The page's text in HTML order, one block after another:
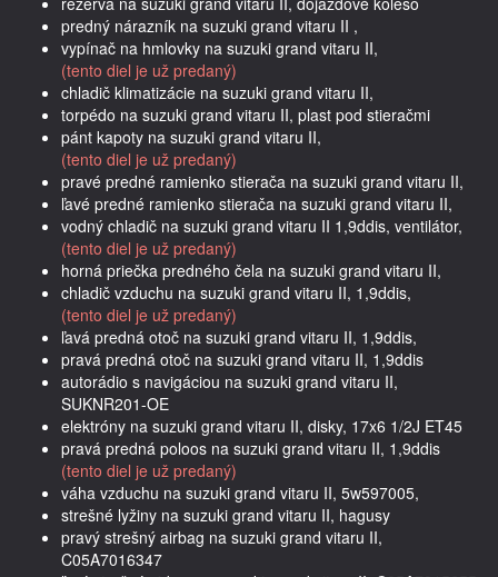
predný nárazník na suzuki grand vitaru II ,
vypínač na hmlovky na suzuki grand vitaru II,
(tento diel je už predaný)
chladič klimatizácie na suzuki grand vitaru II,
torpédo na suzuki grand vitaru II, plast pod stieračmi
pánt kapoty na suzuki grand vitaru II,
(tento diel je už predaný)
pravé predné ramienko stierača na suzuki grand vitaru II,
ľavé predné ramienko stierača na suzuki grand vitaru II,
vodný chladič na suzuki grand vitaru II 1,9ddis, ventilátor,
(tento diel je už predaný)
horná priečka predného čela na suzuki grand vitaru II,
chladič vzduchu na suzuki grand vitaru II, 1,9ddis,
(tento diel je už predaný)
ľavá predná otoč na suzuki grand vitaru II, 1,9ddis,
pravá predná otoč na suzuki grand vitaru II, 1,9ddis
autorádio s navigáciou na suzuki grand vitaru II,
SUKNR201-OE
elektróny na suzuki grand vitaru II, disky, 17x6 1/2J ET45
pravá predná poloos na suzuki grand vitaru II, 1,9ddis
(tento diel je už predaný)
váha vzduchu na suzuki grand vitaru II, 5w597005,
strešné lyžiny na suzuki grand vitaru II, hagusy
pravý strešný airbag na suzuki grand vitaru II,
C05A7016347